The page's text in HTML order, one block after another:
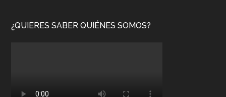
¿QUIERES SABER QUIÉNES SOMOS?